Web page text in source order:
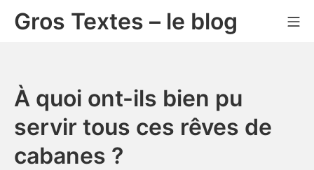
Gros Textes – le blog
À quoi ont-ils bien pu
servir tous ces rêves de
cabanes ?